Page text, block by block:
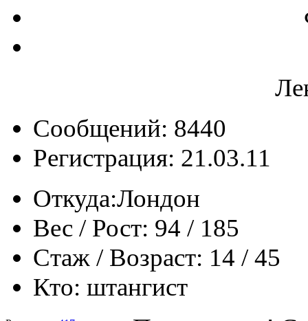
Сообщений: 8440
Регистрация: 21.03.11
Откуда:Лондон
Вес / Рост: 94 / 185
Стаж / Возраст: 14 / 45
Кто: штангист